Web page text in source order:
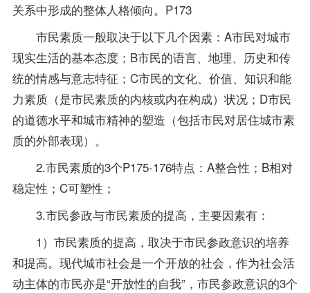
关系中形成的整体人格倾向。P173
市民素质一般取决于以下几个因素：A市民对城市
现实生活的基本态度；B市民的语言、地理、历史和传
统的情感与意志特征；C市民的文化、价值、知识和能
力素质（是市民素质的内核或内在构成）状况；D市民
的道德水平和城市精神的塑造（包括市民对居住城市素
质的外部表现）。
2.市民素质的3个P175-176特点：A整合性；B相对
稳定性；C可塑性；
3.市民参政与市民素质的提高，主要因素有：
1）市民素质的提高，取决于市民参政意识的培养
和提高。现代城市社会是一个开放的社会，作为社会活
动主体的市民亦是“开放性的自我”，市民参政意识的3个